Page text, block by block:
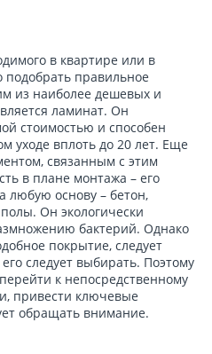
в квартире или в
правильное
из наиболее дешевых и
ламинат. Он
стоимостью и способен
уходе вплоть до 20 лет. Еще
связанным с этим
в плане монтажа – его
любую основу – бетон,
Он экологически
бактерий. Однако
покрытие, следует
следует выбирать. Поэтому
к непосредственному
привести ключевые
обращать внимание.